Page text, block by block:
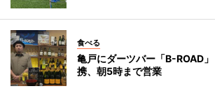
食べる
亀戸にダーツバー「B-ROAD
携、朝5時まで営業